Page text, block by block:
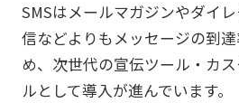
SMSはメールマガジンやダイ
信などよりもメッセージの到
め、次世代の宣伝ツール・カ
ルとして導入が進んでいます。